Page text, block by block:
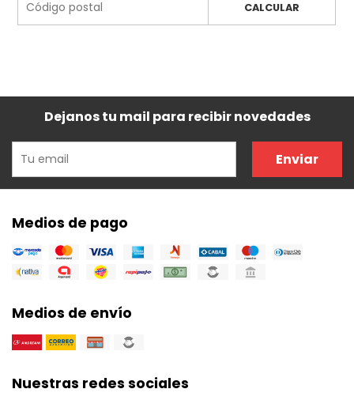
CALCULAR
Dejanos tu mail para recibir novedades
Enviar
Medios de pago
Medios de envío
Nuestras redes sociales